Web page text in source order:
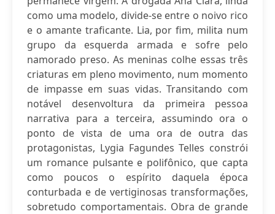
como uma modelo, divide-se entre o noivo rico
e o amante traficante. Lia, por fim, milita num
grupo da esquerda armada e sofre pelo
namorado preso. As meninas colhe essas três
criaturas em pleno movimento, num momento
de impasse em suas vidas. Transitando com
notável desenvoltura da primeira pessoa
narrativa para a terceira, assumindo ora o
ponto de vista de uma ora de outra das
protagonistas, Lygia Fagundes Telles constrói
um romance pulsante e polifônico, que capta
como poucos o espírito daquela época
conturbada e de vertiginosas transformações,
sobretudo comportamentais. Obra de grande